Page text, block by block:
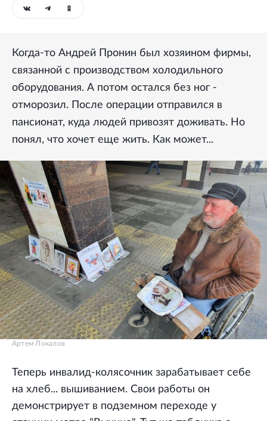
Когда-то Андрей Пронин был хозяином фирмы,
связанной с производством холодильного
оборудования. А потом остался без ног -
отморозил. После операции отправился в
пансионат, куда людей привозят доживать. Но
понял, что хочет еще жить. Как может...
Артем Локалов
Теперь инвалид-колясочник зарабатывает себе
на хлеб... вышиванием. Свои работы он
демонстрирует в подземном переходе у